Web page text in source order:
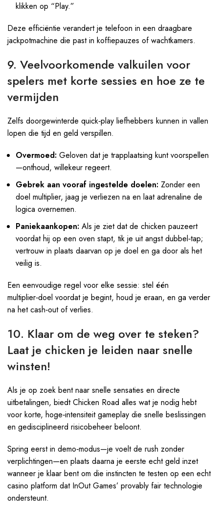
klikken op “Play.”
Deze efficiëntie verandert je telefoon in een draagbare
jackpotmachine die past in koffiepauzes of wachtkamers.
9. Veelvoorkomende valkuilen voor
spelers met korte sessies en hoe ze te
vermijden
Zelfs doorgewinterde quick‑play liefhebbers kunnen in vallen
lopen die tijd en geld verspillen.
Overmoed: Geloven dat je trapplaatsing kunt voorspellen
—onthoud, willekeur regeert.
Gebrek aan vooraf ingestelde doelen: Zonder een
doel multiplier, jaag je verliezen na en laat adrenaline de
logica overnemen.
Paniekaankopen: Als je ziet dat de chicken pauzeert
voordat hij op een oven stapt, tik je uit angst dubbel‑tap;
vertrouw in plaats daarvan op je doel en ga door als het
veilig is.
Een eenvoudige regel voor elke sessie: stel één
multiplier‑doel voordat je begint, houd je eraan, en ga verder
na het cash‑out of verlies.
10. Klaar om de weg over te steken?
Laat je chicken je leiden naar snelle
winsten!
Als je op zoek bent naar snelle sensaties en directe
uitbetalingen, biedt Chicken Road alles wat je nodig hebt
voor korte, hoge‑intensiteit gameplay die snelle beslissingen
en gedisciplineerd risicobeheer beloont.
Spring eerst in demo‑modus—je voelt de rush zonder
verplichtingen—en plaats daarna je eerste echt geld inzet
wanneer je klaar bent om die instincten te testen op een echt
casino platform dat InOut Games’ provably fair technologie
ondersteunt.